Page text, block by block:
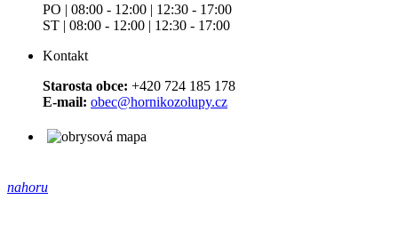
PO | 08:00 - 12:00 | 12:30 - 17:00
ST | 08:00 - 12:00 | 12:30 - 17:00
Kontakt
Starosta obce: +420 724 185 178
E-mail: obec@hornikozolupy.cz
nahoru